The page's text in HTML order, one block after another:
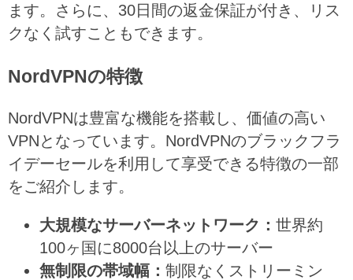
ます。さらに、30日間の返金保証が付き、リス
クなく試すこともできます。
NordVPNの特徴
NordVPNは豊富な機能を搭載し、価値の高い
VPNとなっています。NordVPNのブラックフラ
イデーセールを利用して享受できる特徴の一部
をご紹介します。
大規模なサーバーネットワーク： 世界約
100ヶ国に8000台以上のサーバー
無制限の帯域幅： 制限なくストリーミン